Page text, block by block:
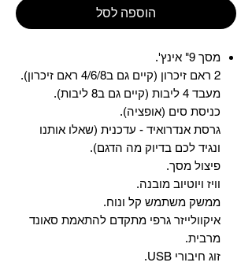
הוספה לסל
מסך 9" אינץ'.
2 ראם זיכרון (קיים גם ב4/6/8 ראם זיכרון).
מעבד 4 ליבות (קיים גם ב8 ליבות).
כניסת סים (אופציה).
גרסת אנדרואיד - עדכנית (שאלו אותנו
ונגיד לכם בדיוק מה הדגם).
פיצול מסך.
וויז ויוטיוב מובנה.
ממשק משתמש קל ונוח.
איקוולייזר גרפי מתקדם להתאמת סאונד
מרבית.
זוג חיבורי USB.